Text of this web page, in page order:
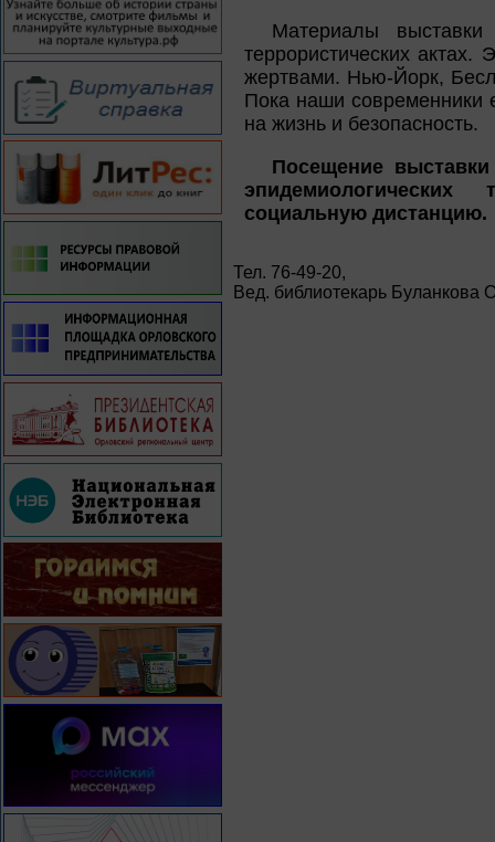
Материалы
террористических
жертвами. Нью-Йорк,
Пока наши современники
на жизнь и безопасность.
Посещение
социальную дистанцию.
Тел. 76-49-20,
Вед. библиотекарь Буланкова